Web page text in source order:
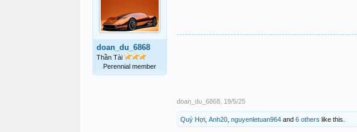
doan_du_6868
Thần Tài
Perennial member
doan_du_6868 19/5/25
Quý Hợi Anh20 nguyenletuan964 and 6 others like this.